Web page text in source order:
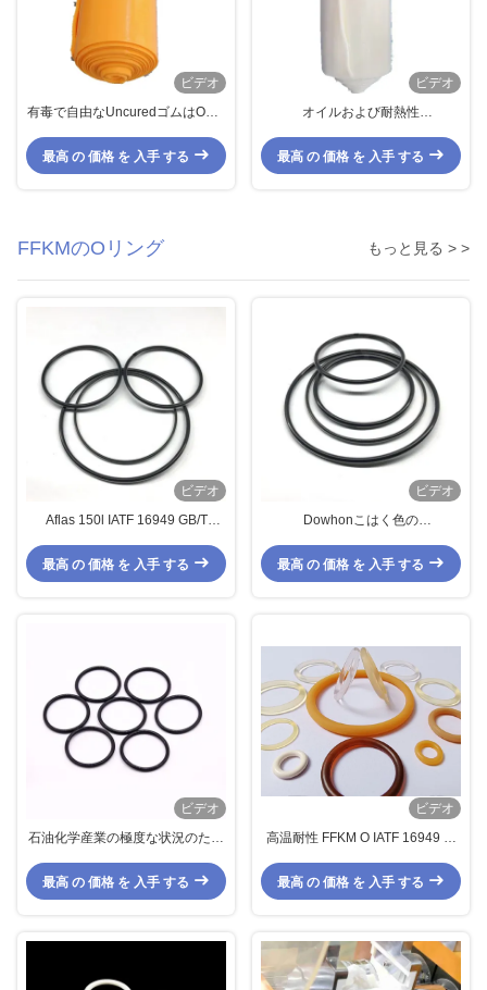
ビデオ
有毒で自由なUncuredゴムはOEM
する
最高 の 価格 を 入手 する
ビデオ
オイルおよび耐熱性
よって水素化されるニトリルのO
リング
最高 の 価格 を 入手 する
FFKMのOリング もっと見る > >
ビデオ
Aflas 150l IATF 16949 GB/T
PerfluoroelastomerのOリング
FFKMのシール
最高 の 価格 を 入手 する
ビデオ
Dowhonこはく色の
リングの高温抵抗すべての化学抵
抗
最高 の 価格 を 入手 する
ビデオ
石油化学産業の極度な状況のため
グのKalrezのOリング半導体
最高 の 価格 を 入手 する
ビデオ
高温耐性 FFKM O IATF 16949 認
ル
最高 の 価格 を 入手 する